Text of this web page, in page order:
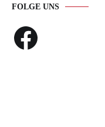
FOLGE UNS
Facebook